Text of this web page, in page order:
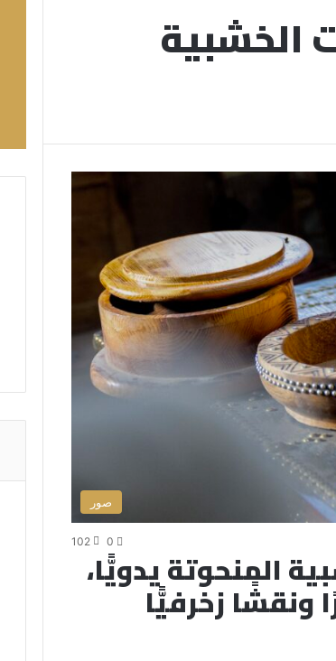
الخشبية
صور
0
102
المنحوتة يدويًّا،
ونقشًا زخرفيًّا